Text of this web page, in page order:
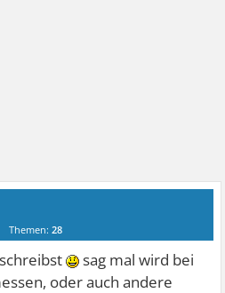
Themen:28
sag mal wird bei
oder auch andere